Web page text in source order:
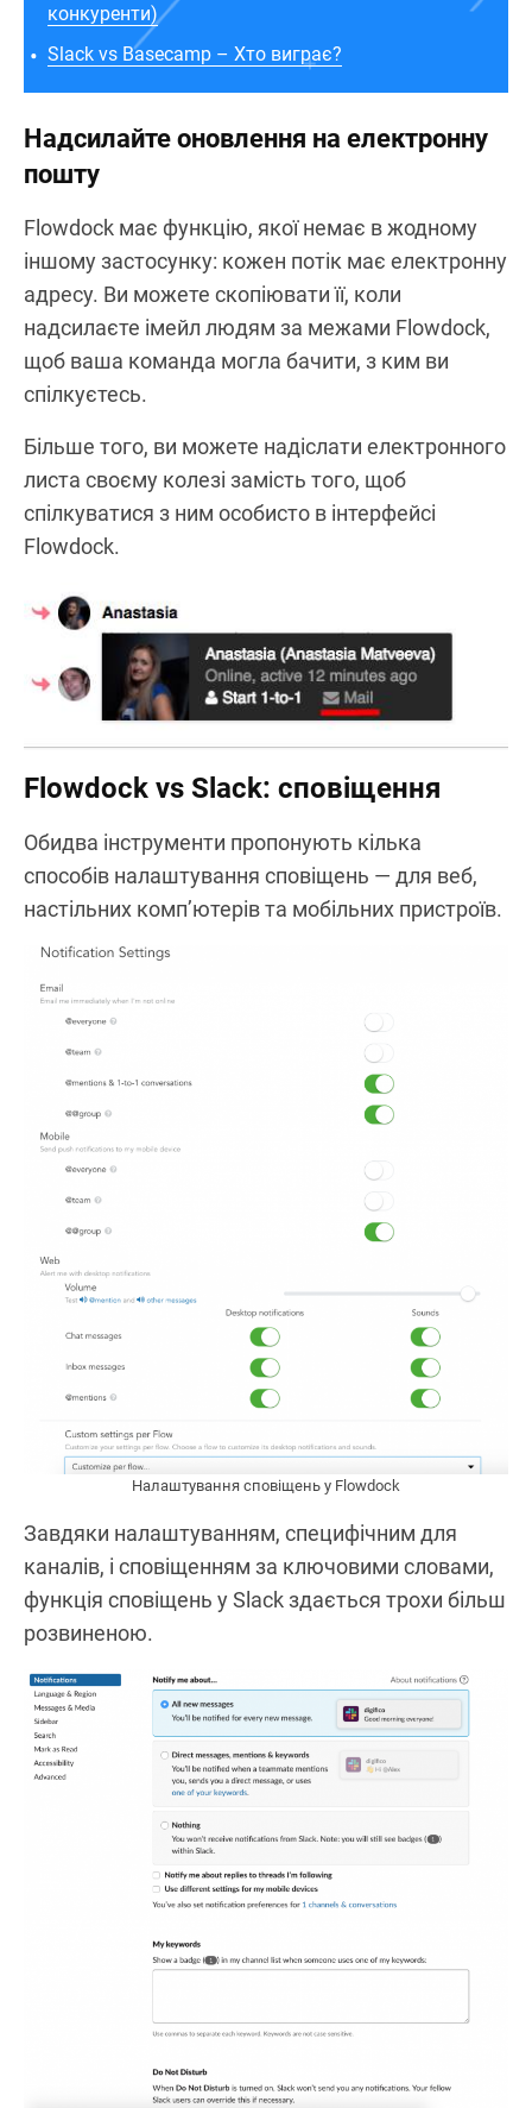
конкуренти)
Slack vs Basecamp – Хто виграє?
Надсилайте оновлення на електронну
пошту
Flowdock має функцію, якої немає в жодному
іншому застосунку: кожен потік має електронну
адресу. Ви можете скопіювати її, коли
надсилаєте імейл людям за межами Flowdock,
щоб ваша команда могла бачити, з ким ви
спілкуєтесь.
Більше того, ви можете надіслати електронного
листа своєму колезі замість того, щоб
спілкуватися з ним особисто в інтерфейсі
Flowdock.
Flowdock vs Slack: сповіщення
Обидва інструменти пропонують кілька
способів налаштування сповіщень — для веб,
настільних комп’ютерів та мобільних пристроїв.
Налаштування сповіщень у Flowdock
Завдяки налаштуванням, специфічним для
каналів, і сповіщенням за ключовими словами,
функція сповіщень у Slack здається трохи більш
розвиненою.